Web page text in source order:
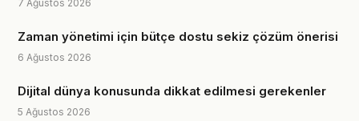
7 Ağustos 2026
Zaman yönetimi için bütçe dostu sekiz çözüm önerisi
6 Ağustos 2026
Dijital dünya konusunda dikkat edilmesi gerekenler
5 Ağustos 2026